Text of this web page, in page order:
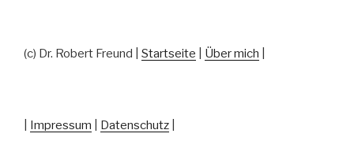
(c) Dr. Robert Freund | Startseite Über mich
Impressum Datenschutz